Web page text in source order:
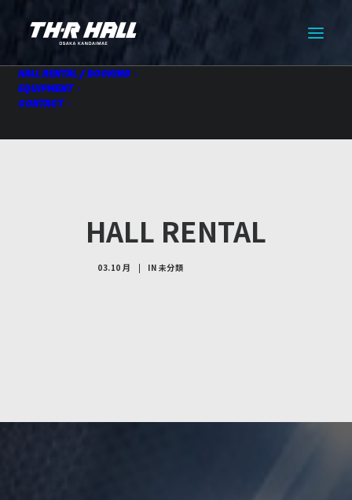
HALL RENTAL / BOOKING
EQUIPMENT
CONTACT
HALL RENTAL
03.10 月 | IN 未分類